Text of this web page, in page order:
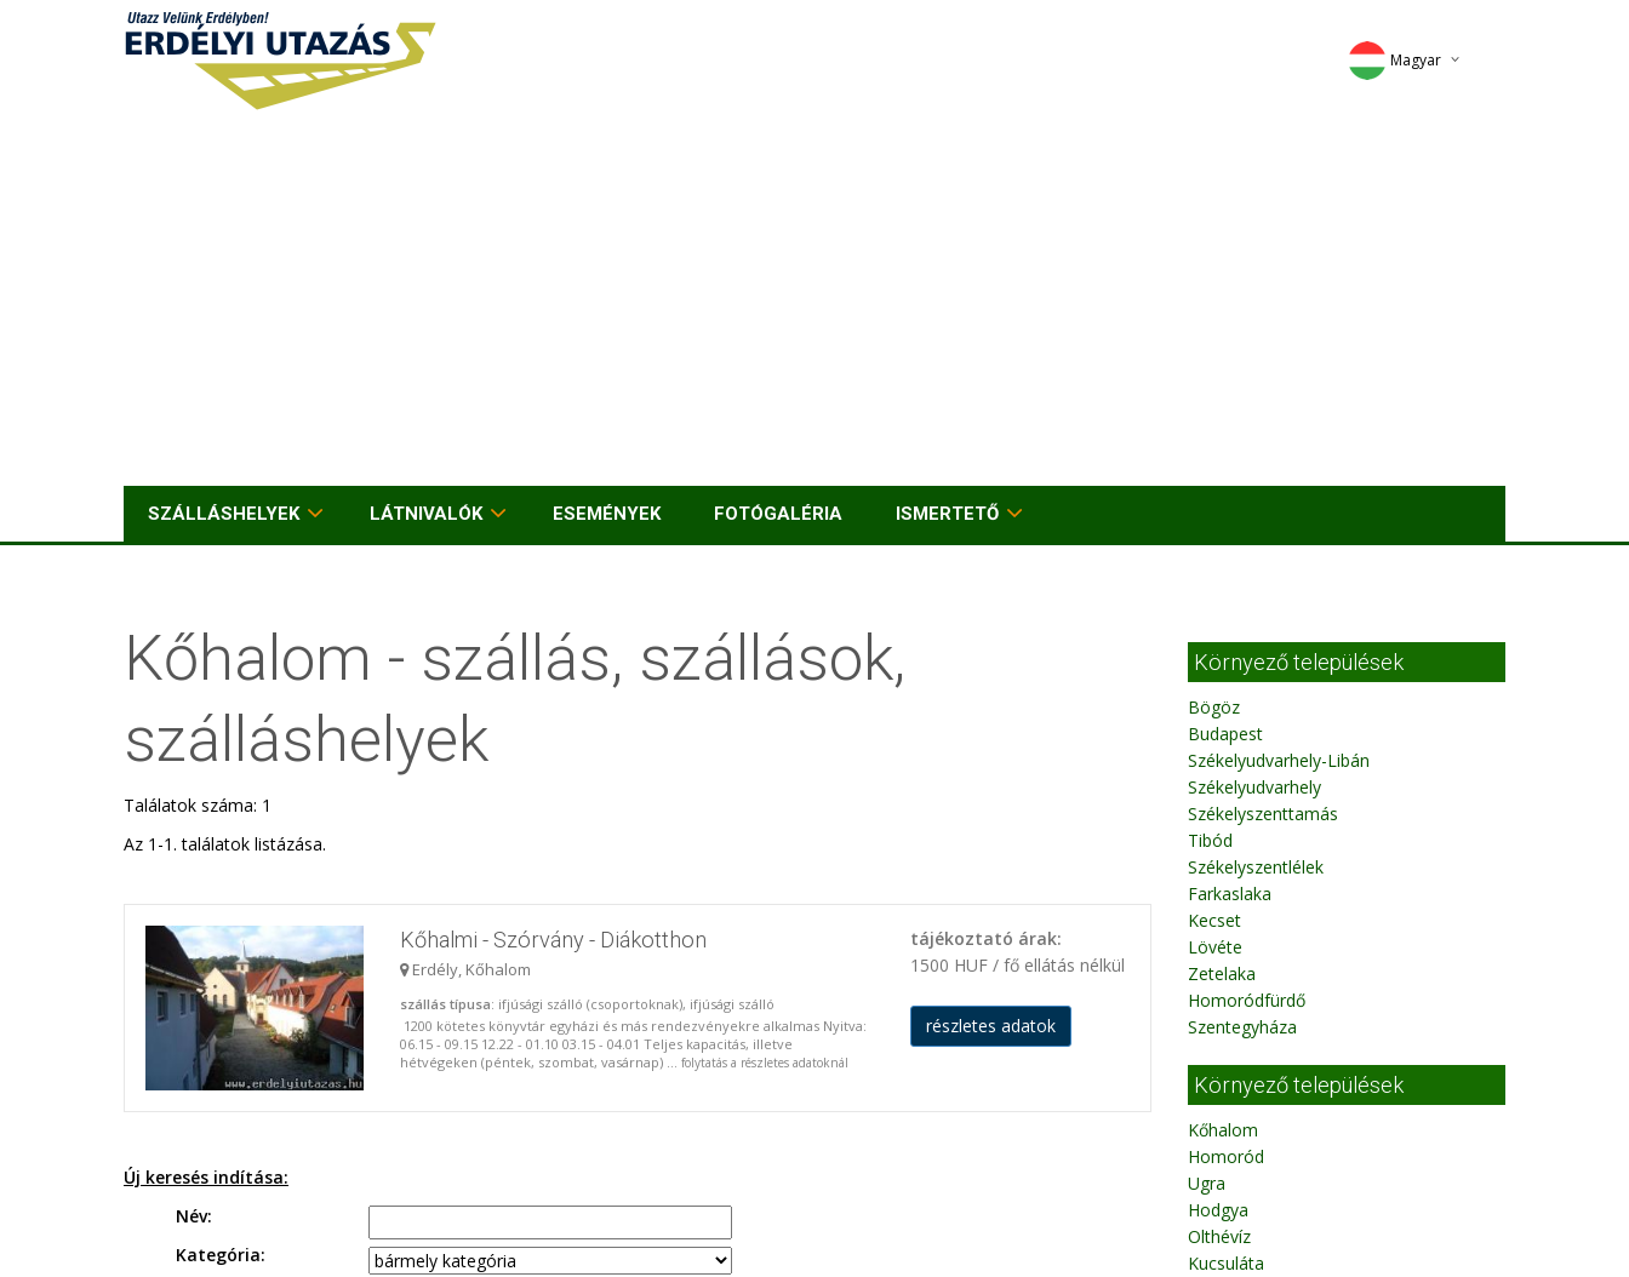
Magyar
SZÁLLÁSHELYEK LÁTNIVALÓK ESEMÉNYEK FOTÓGALÉRIA ISMERTETŐ
Kőhalom - szállás, szállások,
szálláshelyek
Találatok száma: 1
Az 1-1. találatok listázása.
Kőhalmi - Szórvány - Diákotthon
Erdély, Kőhalom
szállás típusa: ifjúsági szálló (csoportoknak), ifjúsági szálló
1200 kötetes könyvtár egyházi és más rendezvényekre alkalmas Nyitva:
06.15 - 09.15 12.22 - 01.10 03.15 - 04.01 Teljes kapacitás, illetve
hétvégeken (péntek, szombat, vasárnap) ... folytatás a részletes adatoknál
tájékoztató árak:
1500 HUF / fő ellátás nélkül
részletes adatok
Új keresés indítása:
Név:
Kategória:
Környező települések
Bögöz
Budapest
Székelyudvarhely-Libán
Székelyudvarhely
Székelyszenttamás
Tibód
Székelyszentlélek
Farkaslaka
Kecset
Lövéte
Zetelaka
Homoródfürdő
Szentegyháza
Környező települések
Kőhalom
Homoród
Ugra
Hodgya
Olthévíz
Kucsuláta